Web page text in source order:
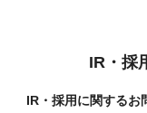
IR・採
IR・採用に関するお